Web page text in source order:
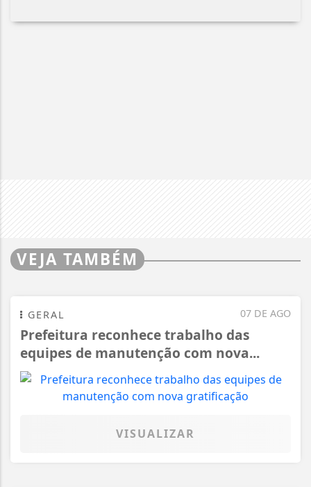
VEJA TAMBÉM
07 DE AGO
GERAL
Prefeitura reconhece trabalho das
equipes de manutenção com nova...
VISUALIZAR